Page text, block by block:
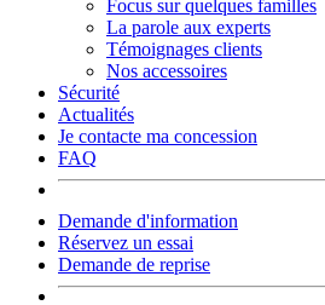
Focus sur quelques familles
La parole aux experts
Témoignages clients
Nos accessoires
Sécurité
Actualités
Je contacte ma concession
FAQ
Demande d'information
Réservez un essai
Demande de reprise